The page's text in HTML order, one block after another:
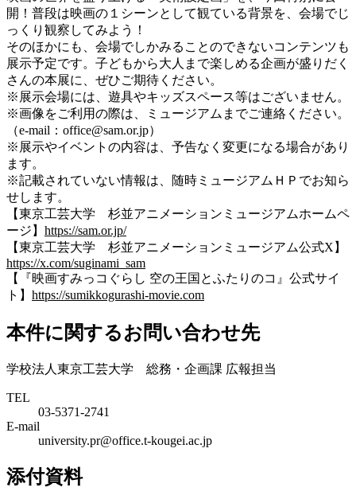
開！普段は映画の１シーンとして観ている背景を、会場でじ
っくり観察してみよう！
そのほかにも、会場でしかみることのできないコンテンツも
展示予定です。子どもから大人まで楽しめる企画が盛りだく
さんの本展に、ぜひご期待ください。
※展示会場には、遊具やキッズスペース等はございません。
※画像をご利用の際は、ミュージアムまでご連絡ください。
（e-mail：office@sam.or.jp）
※展示やイベントの内容は、予告なく変更になる場合があり
ます。
※記載されていない情報は、随時ミュージアムＨＰでお知ら
せします。
【東京工芸大学 杉並アニメーションミュージアムホームペ
ージ】 https://sam.or.jp/
【東京工芸大学 杉並アニメーションミュージアム公式X】
https://x.com/suginami_sam
【『映画すみっコぐらし 空の王国とふたりのコ』公式サイ
ト】 https://sumikkogurashi-movie.com
本件に関するお問い合わせ先
学校法人東京工芸大学 総務・企画課 広報担当
TEL
03-5371-2741
E-mail
university.pr@office.t-kougei.ac.jp
添付資料